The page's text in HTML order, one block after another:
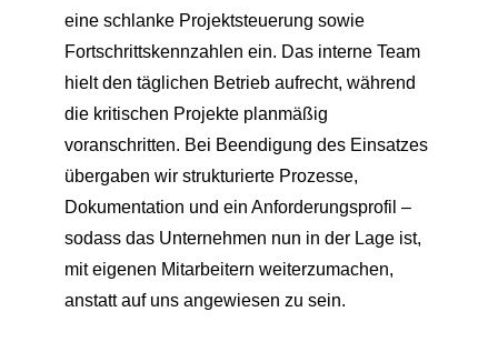
eine schlanke Projektsteuerung sowie
Fortschrittskennzahlen ein. Das interne Team
hielt den täglichen Betrieb aufrecht, während
die kritischen Projekte planmäßig
voranschritten. Bei Beendigung des Einsatzes
übergaben wir strukturierte Prozesse,
Dokumentation und ein Anforderungsprofil –
sodass das Unternehmen nun in der Lage ist,
mit eigenen Mitarbeitern weiterzumachen,
anstatt auf uns angewiesen zu sein.